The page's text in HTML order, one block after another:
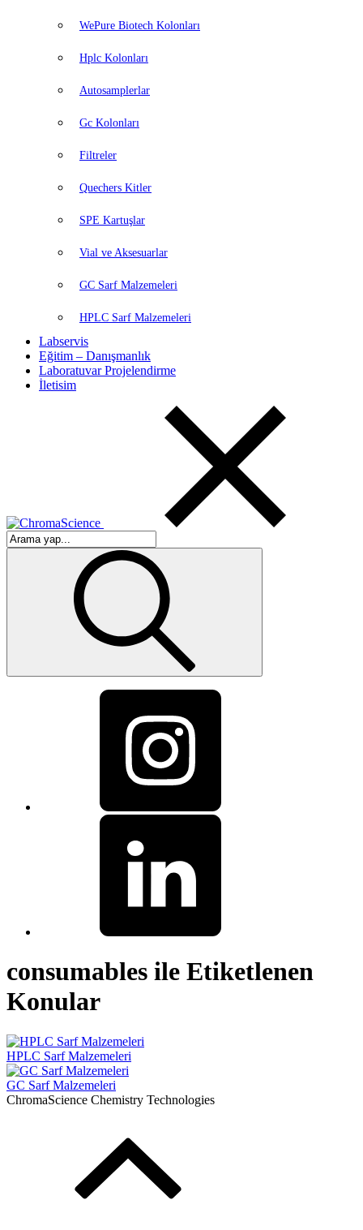
WePure Biotech Kolonları
Hplc Kolonları
Autosamplerlar
Gc Kolonları
Filtreler
Quechers Kitler
SPE Kartuşlar
Vial ve Aksesuarlar
GC Sarf Malzemeleri
HPLC Sarf Malzemeleri
Labservis
Eğitim – Danışmanlık
Laboratuvar Projelendirme
İletisim
consumables ile Etiketlenen
Konular
HPLC Sarf Malzemeleri
GC Sarf Malzemeleri
ChromaScience Chemistry Technologies